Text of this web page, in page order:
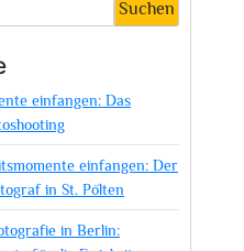
Der
in
Suchen
einfangen: Das
einfangen: Der
in St. Pölten
in Berlin: